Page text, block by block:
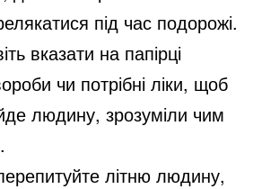
під час подорожі.
вказати на папірці
чи потрібні ліки, щоб
людину, зрозуміли чим
літню людину,